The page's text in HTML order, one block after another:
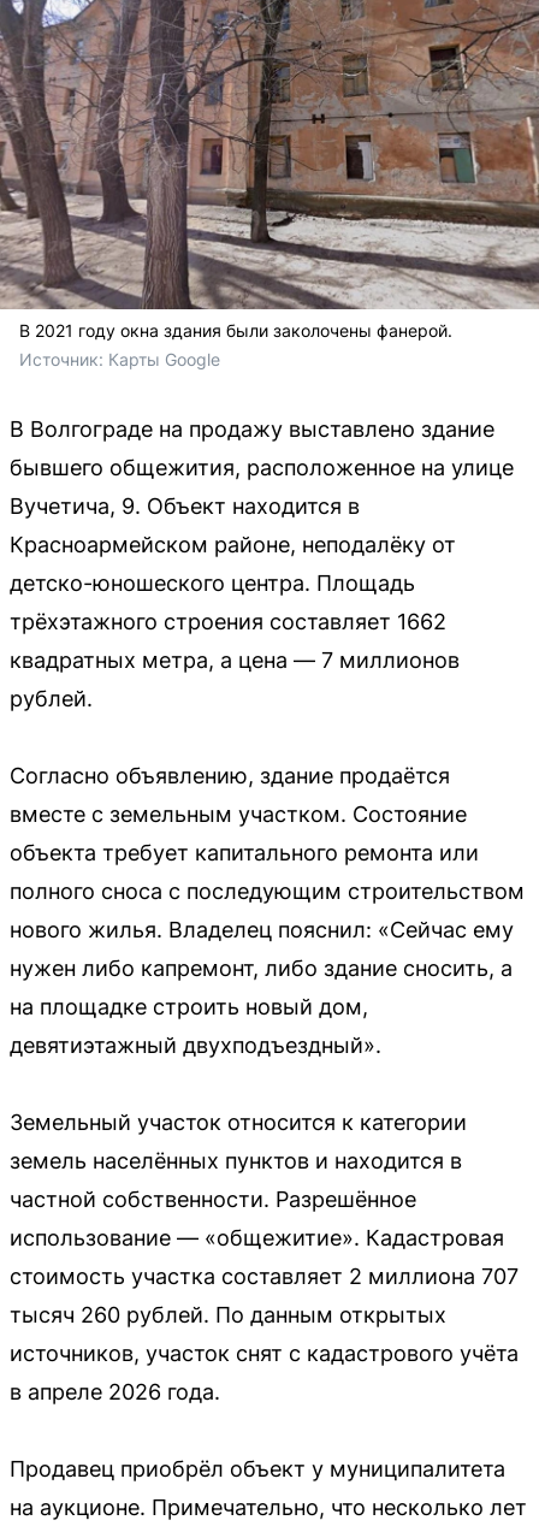
В 2021 году окна здания были заколочены фанерой.
Источник: Карты Google
В Волгограде на продажу выставлено здание
бывшего общежития, расположенное на улице
Вучетича, 9. Объект находится в
Красноармейском районе, неподалёку от
детско-юношеского центра. Площадь
трёхэтажного строения составляет 1662
квадратных метра, а цена — 7 миллионов
рублей.
Согласно объявлению, здание продаётся
вместе с земельным участком. Состояние
объекта требует капитального ремонта или
полного сноса с последующим строительством
нового жилья. Владелец пояснил: «Сейчас ему
нужен либо капремонт, либо здание сносить, а
на площадке строить новый дом,
девятиэтажный двухподъездный».
Земельный участок относится к категории
земель населённых пунктов и находится в
частной собственности. Разрешённое
использование — «общежитие». Кадастровая
стоимость участка составляет 2 миллиона 707
тысяч 260 рублей. По данным открытых
источников, участок снят с кадастрового учёта
в апреле 2026 года.
Продавец приобрёл объект у муниципалитета
на аукционе. Примечательно, что несколько лет